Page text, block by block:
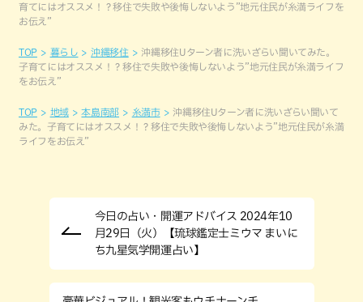
育てにはオススメ！？移住で失敗や後悔しないよう”地元住民が糸満ライフを
お伝え”
TOP 暮らし 沖縄移住
沖縄移住Uターン者に洗いざらい聞いてみた。
子育てにはオススメ！？移住で失敗や後悔しないよう”地元住民が糸満ライフ
をお伝え”
TOP 地域 本島南部 糸満市
沖縄移住Uターン者に洗いざらい聞いて
みた。子育てにはオススメ！？移住で失敗や後悔しないよう”地元住民が糸満
ライフをお伝え”
今日の占い・開運アドバイス 2024年10
月29日（火）【琉球鑑定士ミウマ まいに
ち九星気学開運占い】